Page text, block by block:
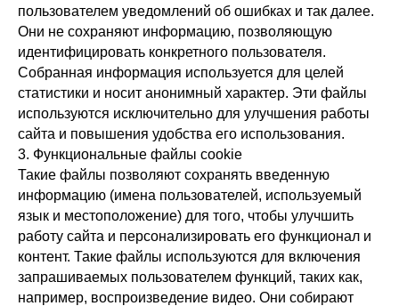
пользователем уведомлений об ошибках и так далее.
Они не сохраняют информацию, позволяющую
идентифицировать конкретного пользователя.
Собранная информация используется для целей
статистики и носит анонимный характер. Эти файлы
используются исключительно для улучшения работы
сайта и повышения удобства его использования.
3. Функциональные файлы cookie
Такие файлы позволяют сохранять введенную
информацию (имена пользователей, используемый
язык и местоположение) для того, чтобы улучшить
работу сайта и персонализировать его функционал и
контент. Такие файлы используются для включения
запрашиваемых пользователем функций, таких как,
например, воспроизведение видео. Они собирают